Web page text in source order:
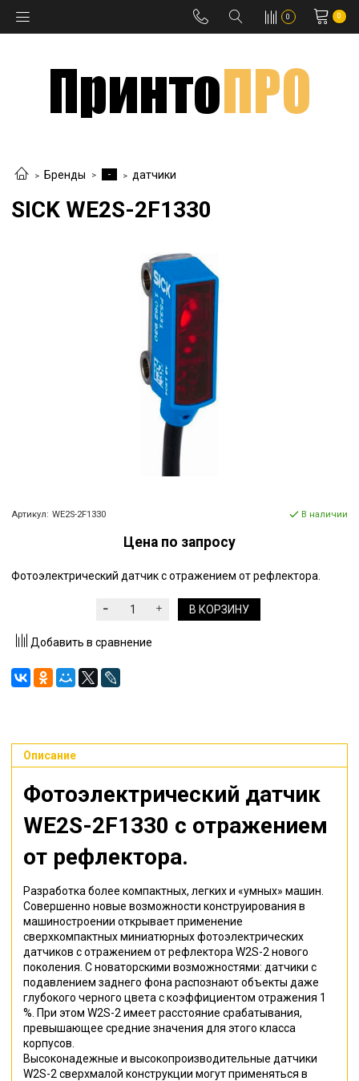
0 0
Бренды - датчики
SICK WE2S-2F1330
Артикул: WE2S-2F1330 В наличии
Цена по запросу
Фотоэлектрический датчик с отражением от рефлектора.
В КОРЗИНУ
Добавить в сравнение
Описание
Фотоэлектрический датчик
WE2S-2F1330 с отражением
от рефлектора.
Разработка более компактных, легких и «умных» машин.
Совершенно новые возможности конструирования в
машиностроении открывает применение
сверхкомпактных миниатюрных фотоэлектрических
датчиков с отражением от рефлектора W2S-2 нового
поколения. С новаторскими возможностями: датчики с
подавлением заднего фона распознают объекты даже
глубокого черного цвета с коэффициентом отражения 1
%. При этом W2S-2 имеет расстояние срабатывания,
превышающее средние значения для этого класса
корпусов.
Высоконадежные и высокопроизводительные датчики
W2S-2 сверхмалой конструкции могут применяться в